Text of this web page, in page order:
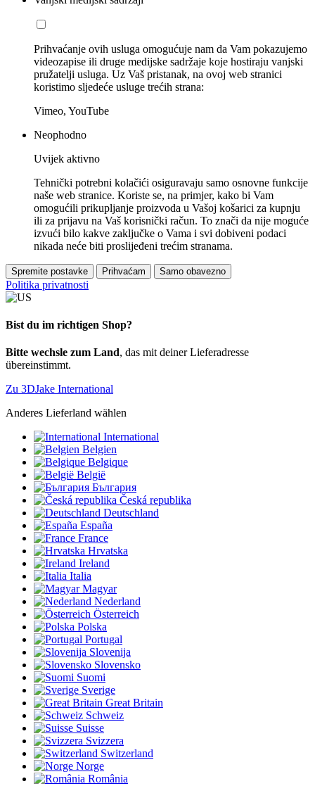
Prihvaćanje ovih usluga omogućuje nam da Vam pokazujemo
videozapise ili druge medijske sadržaje koje hostiraju vanjski
pružatelji usluga. Uz Vaš pristanak, na ovoj web stranici
koristimo sljedeće usluge trećih strana:
Vimeo, YouTube
Neophodno
Uvijek aktivno
Tehnički potrebni kolačići osiguravaju samo osnovne funkcije
naše web stranice. Koriste se, na primjer, kako bi Vam
omogućili prikupljanje proizvoda u Vašoj košarici za kupnju
ili za prijavu na Vaš korisnički račun. To znači da nije moguće
izvući bilo kakve zaključke o Vama i svi dobiveni podaci
nikada neće biti proslijeđeni trećim stranama.
Spremite postavke Prihvaćam Samo obavezno
Politika privatnosti
Bist du im richtigen Shop?
Bitte wechsle zum Land, das mit deiner Lieferadresse
übereinstimmt.
Zu 3DJake International
Anderes Lieferland wählen
International
Belgien
Belgique
België
България
Česká republika
Deutschland
España
France
Hrvatska
Ireland
Italia
Magyar
Nederland
Österreich
Polska
Portugal
Slovenija
Slovensko
Suomi
Sverige
Great Britain
Schweiz
Suisse
Svizzera
Switzerland
Norge
România